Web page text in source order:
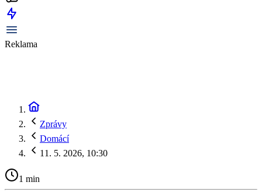
Reklama
Zprávy
Domácí
11. 5. 2026, 10:30
1 min